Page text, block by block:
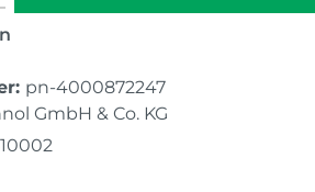
pn-4000872247
GmbH & Co. KG